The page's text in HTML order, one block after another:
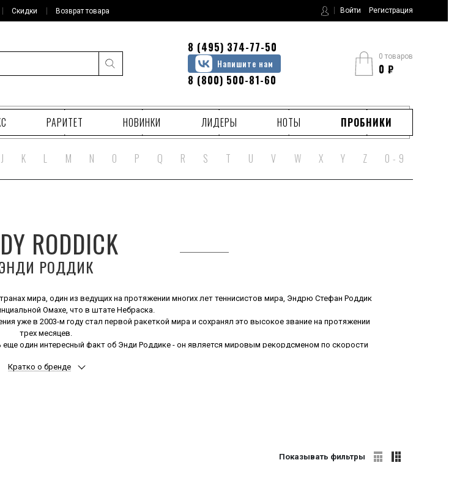
Скидки Возврат товара Войти Регистрация
8 (495) 374-77-50
Напишите нам
8 (800) 500-81-60
0 товаров
0 ₽
РАРИТЕТ НОВИНКИ ЛИДЕРЫ НОТЫ ПРОБНИКИ
J K L M N O P Q R S T U V W X Y Z 0 - 9
RODDICK
РОДДИК
мира, один из ведущих на протяжении многих лет теннисистов мира, Эндрю Стефан Роддик
Омахе, что в штате Небраска.
уже в 2003-м году стал первой ракеткой мира и сохранял это высокое звание на протяжении
трех месяцев.
один интересный факт об Энди Роддике - он является мировым рекордсменом по скорости
теннисных кортах, 27 выигранных турниров серии АТР, самое большое количество геймов,
Кратко о бренде
Показывать фильтры